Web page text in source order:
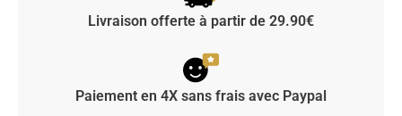
Livraison offerte à partir de 29.90€
Paiement en 4X sans frais avec Paypal